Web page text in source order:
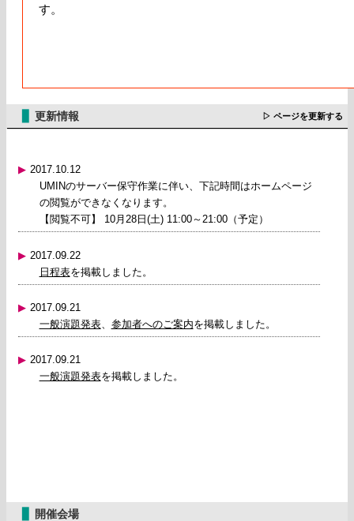
す。
更新情報 ▷ ページを更新する
▶ 2017.10.12
UMINのサーバー保守作業に伴い、下記時間はホームページ
の閲覧ができなくなります。
【閲覧不可】 10月28日(土) 11:00～21:00（予定）
▶ 2017.09.22
日程表を掲載しました。
▶ 2017.09.21
一般演題発表、 参加者へのご案内を掲載しました。
▶ 2017.09.21
一般演題発表を掲載しました。
2017.06.16
開催会場